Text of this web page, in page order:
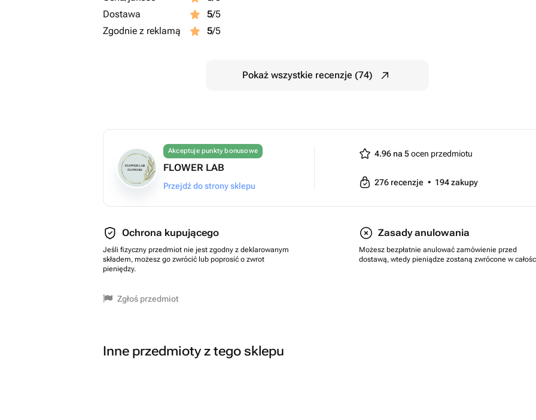
Dostawa
5/5
Zgodnie z reklamą
5/5
Pokaż wszystkie recenzje (74)
Akceptuje punkty bonusowe
FLOWER LAB
Przejdź do strony sklepu
4.96 na 5ocen przedmiotu
276 recenzje • 194zakupy
Ochrona kupującego
Jeśli fizyczny przedmiot nie jest zgodny z deklarowanym
składem, możesz go zwrócić lub poprosić o zwrot
pieniędzy.
Zasady anulowania
Możesz bezpłatnie anulować zamówienie przed
dostawą, wtedy pieniądze zostaną zwrócone w
Zgłoś przedmiot
Inne przedmioty z tego sklepu